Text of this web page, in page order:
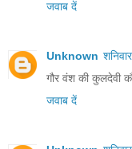
जवाब दें
Unknown
गौर वंश की कुलदेवी
जवाब दें